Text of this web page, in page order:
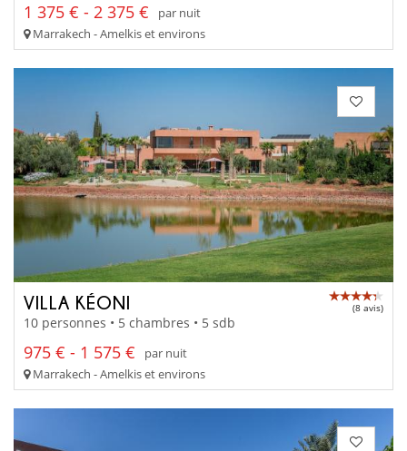
1 375 € - 2 375 €
par nuit
Marrakech - Amelkis et environs
VILLA KÉONI (8 avis)
10 personnes • 5 chambres • 5 sdb
975 € - 1 575 €
par nuit
Marrakech - Amelkis et environs